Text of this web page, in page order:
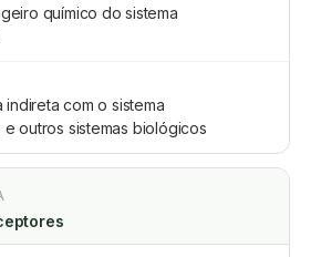
químico do sistema
com o sistema
outros sistemas biológicos